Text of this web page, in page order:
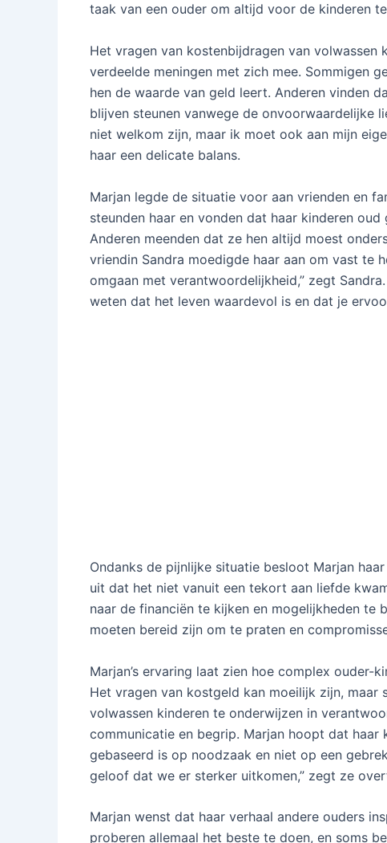
taak van een ouder om altijd voor de kinderen
Het vragen van kostenbijdragen van
verdeelde meningen met zich mee. Sommigen
hen de waarde van geld leert. Anderen vinden
blijven steunen vanwege de onvoorwaardelijke
niet welkom zijn, maar ik moet ook aan mijn
haar een delicate balans.
Marjan legde de situatie voor aan vrienden en
steunden haar en vonden dat haar kinderen
Anderen meenden dat ze hen altijd moest
vriendin Sandra moedigde haar aan om vast te
omgaan met verantwoordelijkheid,” zegt
weten dat het leven waardevol is en dat je
Ondanks de pijnlijke situatie besloot Marjan
uit dat het niet vanuit een tekort aan liefde
naar de financiën te kijken en mogelijkheden te
moeten bereid zijn om te praten en
Marjan’s ervaring laat zien hoe complex ouder-
Het vragen van kostgeld kan moeilijk zijn,
volwassen kinderen te onderwijzen in
communicatie en begrip. Marjan hoopt dat
gebaseerd is op noodzaak en niet op een
geloof dat we er sterker uitkomen,” zegt ze
Marjan wenst dat haar verhaal andere ouders
proberen allemaal het beste te doen, en soms